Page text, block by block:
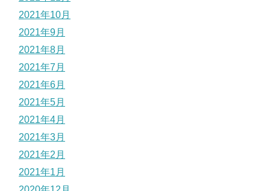
2021年10月
2021年9月
2021年8月
2021年7月
2021年6月
2021年5月
2021年4月
2021年3月
2021年2月
2021年1月